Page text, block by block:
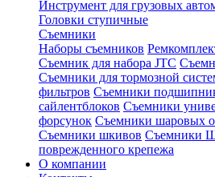
Инструмент для грузовых
Головки ступичные
Съемники
Наборы съемников
Съемник для набора JTC
Съемники для тормозной
фильтров Съемники
сайлентблоков Съемники
форсунок Съемники шаровых
Съемники шкивов Съемники
поврежденного крепежа
О компании